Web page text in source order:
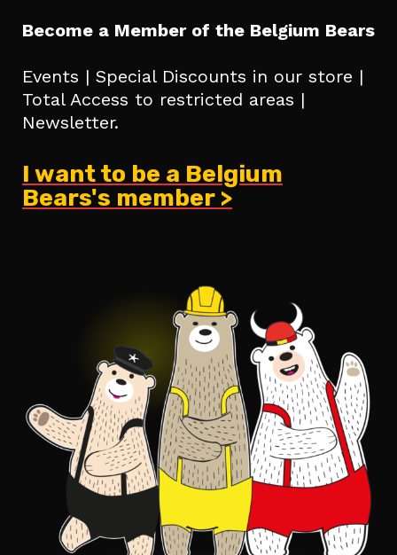
Become a Member of the Belgium Bears
Events | Special Discounts in our store |
Total Access to restricted areas |
Newsletter.
I want to be a Belgium
Bears's member >